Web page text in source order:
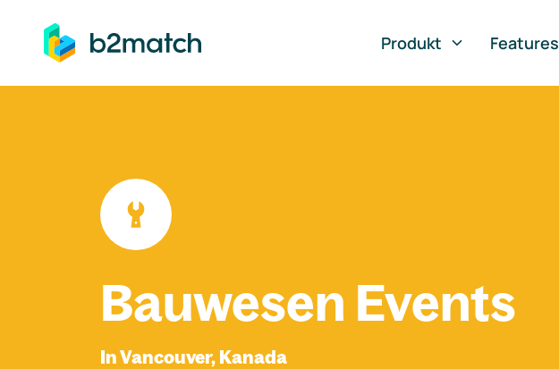
springen
Produkt
Features
Bauwesen Events
In Vancouver, Kanada